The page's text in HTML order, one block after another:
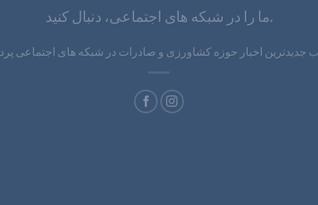
ما را در شبکه های اجتماعی، دنبال کنید.
جدیدترین اخبار حوزه کشاورزی و صادرات در شبکه های اجتماعی